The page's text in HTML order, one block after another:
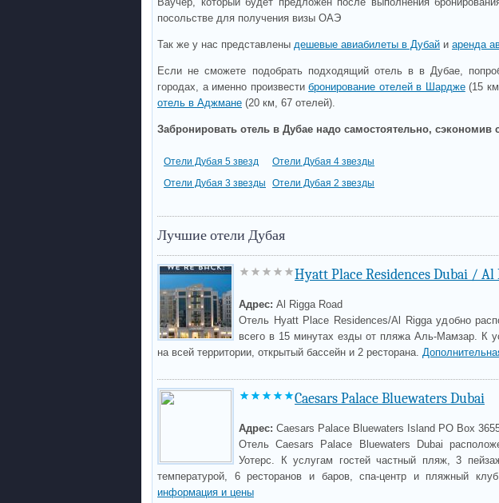
посольстве для получения визы ОАЭ
Так же у нас представлены дешевые авиабилеты в Дубай и аренда
Если не сможете подобрать подходящий отель в в Дубае,
городах, а именно произвестибронирование отелей в Шардже(15
отель в Аджмане (20 км, 67 отелей).
Забронировать отель в Дубае надо самостоятельно, сэкономив
Отели Дубая 5 звезд
Отели Дубая 4 звезды
Отели Дубая 3 звезды
Отели Дубая 2 звезды
Лучшие отели Дубая
Hyatt Place Residences Dubai / Al
Адрес: Al Rigga Road
Отель Hyatt Place Residences/Al Rigga удобно
всего в 15 минутах езды от пляжа Аль-Мамзар. К
на всей территории, открытый бассейн и 2 ресторана.
Caesars Palace Bluewaters Dubai
Адрес: Caesars Palace Bluewaters Island PO Box
Отель Caesars Palace Bluewaters Dubai
Уотерс. К услугам гостей частный пляж, 3
температурой, 6 ресторанов и баров, спа-центр и пляжный
информация и цены